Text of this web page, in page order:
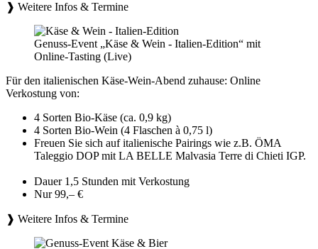
❱ Weitere Infos & Termine
Genuss-Event „Käse & Wein - Italien-Edition“ mit
Online-Tasting (Live)
Für den italienischen Käse-Wein-Abend zuhause: Online
Verkostung von:
4 Sorten Bio-Käse (ca. 0,9 kg)
4 Sorten Bio-Wein (4 Flaschen à 0,75 l)
Freuen Sie sich auf italienische Pairings wie z.B. ÖMA
Taleggio DOP mit LA BELLE Malvasia Terre di Chieti IGP.
Dauer 1,5 Stunden mit Verkostung
Nur 99,– €
❱ Weitere Infos & Termine